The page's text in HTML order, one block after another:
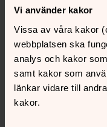
Vi använder kakor
Vissa av våra kakor
webbplatsen ska
analys och kakor
samt kakor som
länkar vidare till
kakor.
Carina
Diakoniassistent,
Direkt: 0730 - 76
E-post: